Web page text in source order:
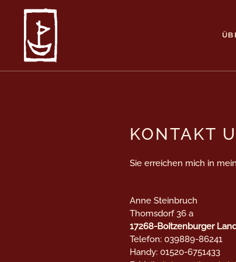
KONTAKT
Sie erreichen mich in
Anne Steinbruch
Thomsdorf 36 a
17268-Boitzenburger
Telefon: 039889-86241
Handy: 01520-6751433